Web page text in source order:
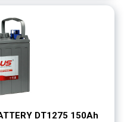
DT1275 150Ah